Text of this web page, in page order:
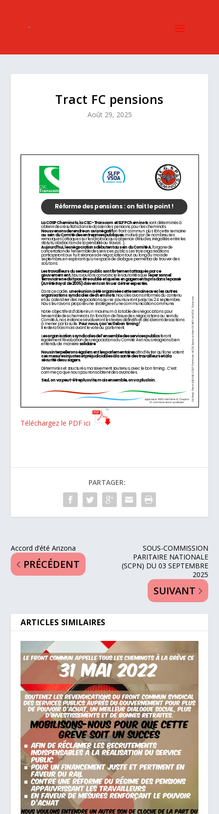
Tract FC pensions
Août 29, 2025
Téléchargez le PDF ici
PARTAGER:
Accord d’été Arizona
PRÉCÉDENT
SOUS-COMMISSION
PARITAIRE NATIONALE
(SCPN) DU 03 SEPTEMBRE
2025
SUIVANT
ARTICLES SIMILAIRES